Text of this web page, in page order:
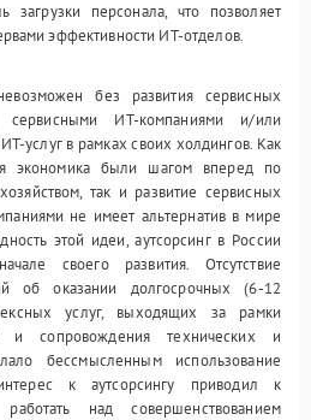
загрузки персонала, что позволяет
эффективности ИТ-отделов.
без развития сервисных
ИТ-компаниями и/или
услуг в рамках своих холдингов. Как
экономика были шагом вперед по
так и развитие сервисных
не имеет альтернатив в мире
этой идеи, аутсорсинг в России
своего развития. Отсутствие
об оказании долгосрочных (6-12
услуг, выходящих за рамки
и сопровождения технических и
бессмысленным использование
к аутсорсингу приводил к
над совершенствованием